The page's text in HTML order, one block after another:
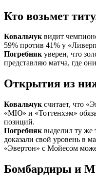
Кто возьмет
Ковальчуквидит
59% против 41% у
Погребнякуверен, что
представляю матча, где
Открытия из
Ковальчук считает, что
«МЮ» и «Тоттенхэм»
позиций.
Погребняк выделил ту же
доказали свой уровень в
«Эвертон» с Мойесом
Бомбардиры и